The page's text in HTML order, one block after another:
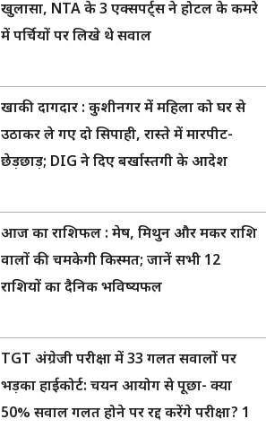
खुलासा, NTA के 3 एक्सपर्ट्स ने होटल के कमरे
में पर्चियों पर लिखे थे सवाल
खाकी दागदार : कुशीनगर में महिला को घर से
उठाकर ले गए दो सिपाही, रास्ते में मारपीट-
छेड़छाड़; DIG ने दिए बर्खास्तगी के आदेश
आज का राशिफल : मेष, मिथुन और मकर राशि
वालों की चमकेगी किस्मत; जानें सभी 12
राशियों का दैनिक भविष्यफल
TGT अंग्रेजी परीक्षा में 33 गलत सवालों पर
भड़का हाईकोर्ट: चयन आयोग से पूछा- क्या
50% सवाल गलत होने पर रद्द करेंगे परीक्षा? 1